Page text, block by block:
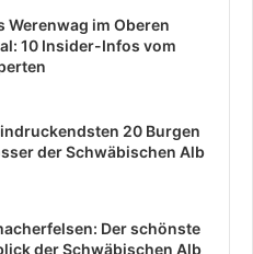
Werenwag im Oberen
10 Insider-Infos vom
20 Burgen
der Schwäbischen Alb
Der schönste
der Schwäbischen Alb